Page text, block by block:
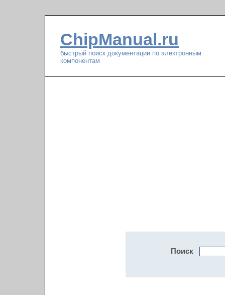
ChipManual.ru
быстрый поиск документации по электронным
компонентам
Поиск